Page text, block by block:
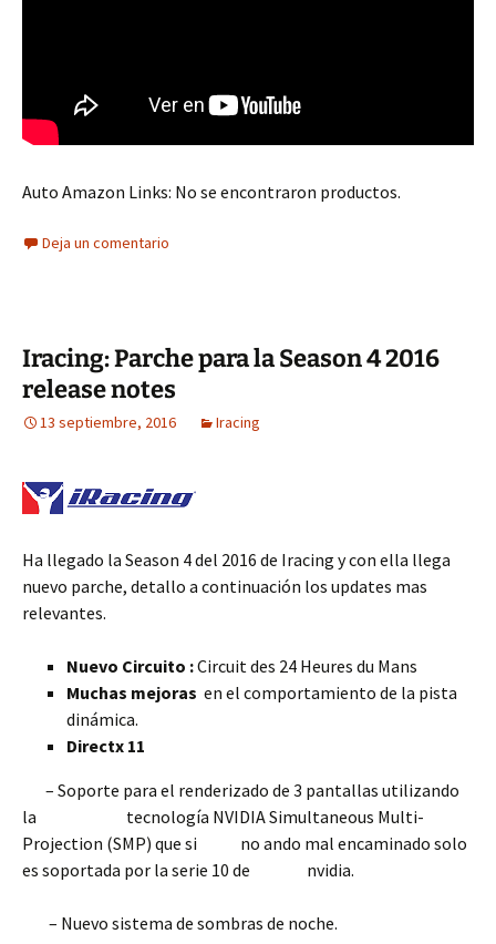
Auto Amazon Links: No se encontraron productos.
Deja un comentario
Iracing: Parche para la Season 4 2016
release notes
13 septiembre, 2016 Iracing
Ha llegado la Season 4 del 2016 de Iracing y con ella llega
nuevo parche, detallo a continuación los updates mas
relevantes.
Nuevo Circuito :Circuit des 24 Heures du Mans
Muchas mejoras en el comportamiento de la pista
dinámica.
Directx 11
– Soporte para el renderizado de 3 pantallas utilizando
la tecnología NVIDIA Simultaneous Multi-
Projection (SMP) que si no ando mal encaminado solo
es soportada por la serie 10 de nvidia.
– Nuevo sistema de sombras de noche.